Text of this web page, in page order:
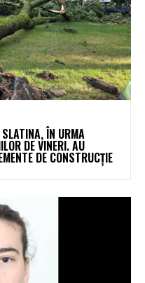
ÎN URMA
DE VINERI. AU
DE CONSTRUCȚIE